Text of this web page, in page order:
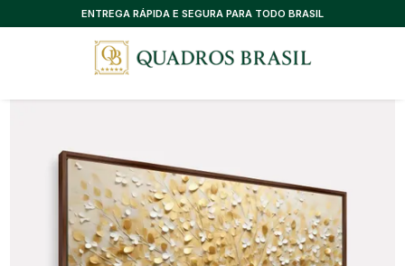
CONSULTORIA EXCLUSIVA, SEM CUSTO
ENTREGA RÁPIDA E SEGURA PARA TODO BRASIL